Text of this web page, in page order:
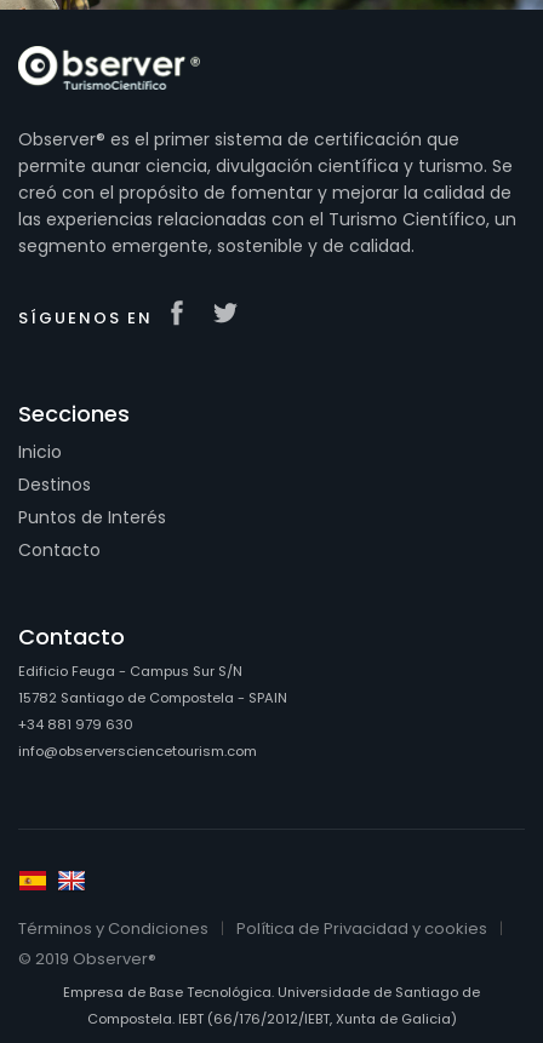
Observer® es el primer sistema de certificación que
permite aunar ciencia, divulgación científica y turismo. Se
creó con el propósito de fomentar y mejorar la calidad de
las experiencias relacionadas con el Turismo Científico, un
segmento emergente, sostenible y de calidad.
SÍGUENOS EN
Secciones
Inicio
Destinos
Puntos de Interés
Contacto
Contacto
Edificio Feuga - Campus Sur S/N
15782 Santiago de Compostela - SPAIN
+34 881 979 630
info@observersciencetourism.com
Términos y Condiciones
Política de Privacidad y cookies
© 2019 Observer®
Empresa de Base Tecnológica. Universidade de Santiago de
Compostela. IEBT (66/176/2012/IEBT, Xunta de Galicia)